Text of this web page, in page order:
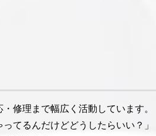
修理まで幅広く活動しています。
てるんだけどどうしたらいい？